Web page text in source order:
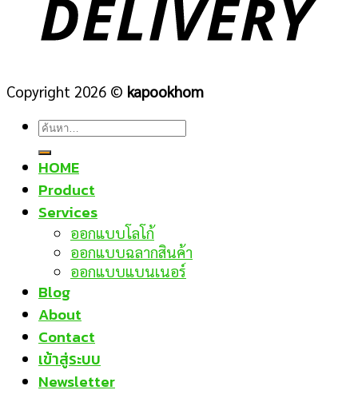
Copyright 2026 © kapookhom
ค้นหา:
HOME
Product
Services
ออกแบบโลโก้
ออกแบบฉลากสินค้า
ออกแบบแบนเนอร์
Blog
About
Contact
เข้าสู่ระบบ
Newsletter